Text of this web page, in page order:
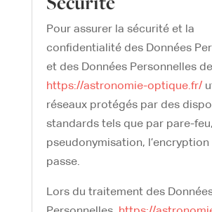
Pour assurer la sécurité et la
confidentialité des Données
et des Données Personnelles
https://astronomie-optique.fr/
réseaux protégés par des
standards tels que par pare-
pseudonymisation,
passe.
Lors du traitement des